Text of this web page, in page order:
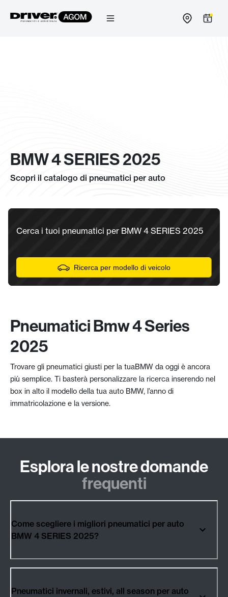
BMW 4 SERIES 2025
Scopri il catalogo di pneumatici per auto
Cerca i tuoi pneumatici per BMW 4 SERIES 2025
Ricerca per modello di veicolo
Pneumatici Bmw 4 Series
2025
Trovare gli pneumatici giusti per la tuaBMW da oggi è ancora
più semplice. Ti basterà personalizzare la ricerca inserendo nel
box in alto il modello della tua auto BMW, l’anno di
immatricolazione e la versione.
Esplora le nostre domande
frequenti
Come scegliere i migliori pneumatici per auto
BMW 4 SERIES 2025?
Pneumatici invernali, estivi, all season per auto